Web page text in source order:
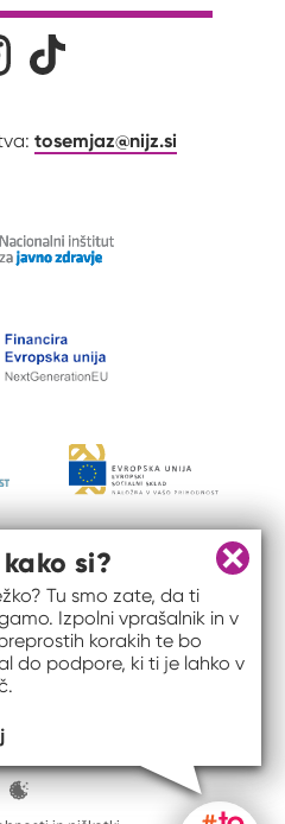
Na naš Instagram profil
tosemjaz@nijz.si
2820-5960
Zapri
si?
Tu smo zate, da ti
Izpolni vprašalnik in v
korakih te bo
do podpore, ki ti je lahko v